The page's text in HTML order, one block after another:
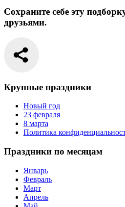
Сохраните себе эту
друзьями.
Крупные праздники
Новый год
23 февраля
8 марта
Политика
Праздники по месяцам
Январь
Февраль
Март
Апрель